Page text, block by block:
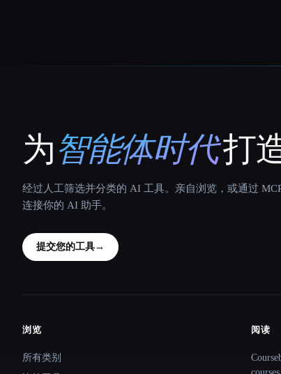
That AI Collection
为智能体时代打
经过人工筛选并分类的 AI 工具。亲自浏览，或通过
连接你的 AI 助手。
提交您的工具→
Site navigation
浏览
所有类别
阅读